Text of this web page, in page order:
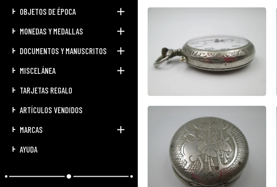
OBJETOS DE ÉPOCA
MONEDAS Y MEDALLAS
DOCUMENTOS Y MANUSCRITOS
MISCELÁNEA
TARJETAS REGALO
ARTÍCULOS VENDIDOS
MARCAS
AYUDA